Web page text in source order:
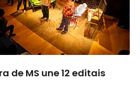
de MS une 12 editais